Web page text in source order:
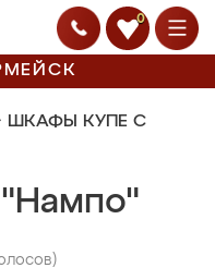
0
ШКАФЫ КУПЕ С